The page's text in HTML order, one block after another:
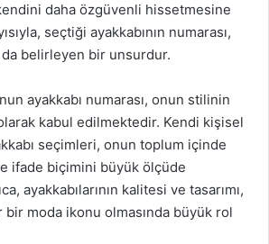
daha özgüvenli hissetmesine
seçtiği ayakkabının numarası,
da belirleyen bir unsurdur.
ayakkabı numarası, onun stilinin
kabul edilmektedir. Kendi kişisel
seçimleri, onun toplum içinde
ve ifade biçimini büyük ölçüde
ayakkabılarının kalitesi ve tasarımı,
moda ikonu olmasında büyük rol